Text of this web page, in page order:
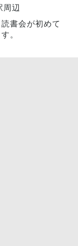
周辺
書会が初めて
。